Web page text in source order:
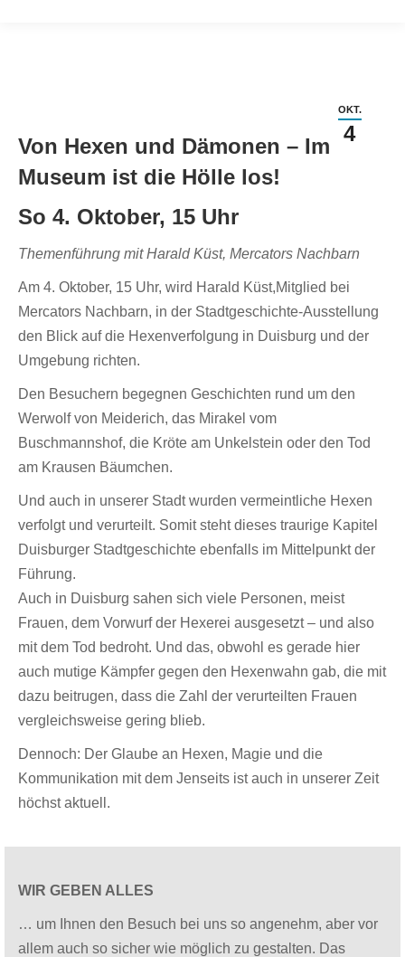
OKT.
4
Von Hexen und Dämonen – Im
Museum ist die Hölle los!
So 4. Oktober, 15 Uhr
Themenführung mit Harald Küst, Mercators Nachbarn
Am 4. Oktober, 15 Uhr, wird Harald Küst,Mitglied bei
Mercators Nachbarn, in der Stadtgeschichte-Ausstellung
den Blick auf die Hexenverfolgung in Duisburg und der
Umgebung richten.
Den Besuchern begegnen Geschichten rund um den
Werwolf von Meiderich, das Mirakel vom
Buschmannshof, die Kröte am Unkelstein oder den Tod
am Krausen Bäumchen.
Und auch in unserer Stadt wurden vermeintliche Hexen
verfolgt und verurteilt. Somit steht dieses traurige Kapitel
Duisburger Stadtgeschichte ebenfalls im Mittelpunkt der
Führung.
Auch in Duisburg sahen sich viele Personen, meist
Frauen, dem Vorwurf der Hexerei ausgesetzt – und also
mit dem Tod bedroht. Und das, obwohl es gerade hier
auch mutige Kämpfer gegen den Hexenwahn gab, die mit
dazu beitrugen, dass die Zahl der verurteilten Frauen
vergleichsweise gering blieb.
Dennoch: Der Glaube an Hexen, Magie und die
Kommunikation mit dem Jenseits ist auch in unserer Zeit
höchst aktuell.
WIR GEBEN ALLES
… um Ihnen den Besuch bei uns so angenehm, aber vor
allem auch so sicher wie möglich zu gestalten. Das